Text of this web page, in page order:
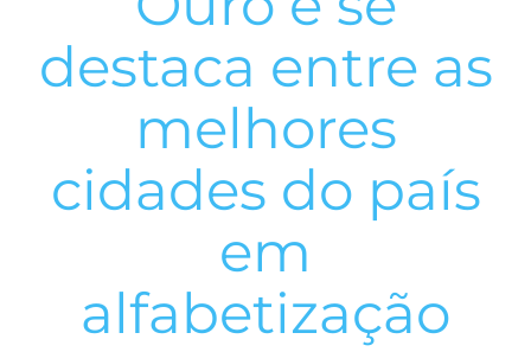
destaca entre as
melhores
cidades do país
em
alfabetização